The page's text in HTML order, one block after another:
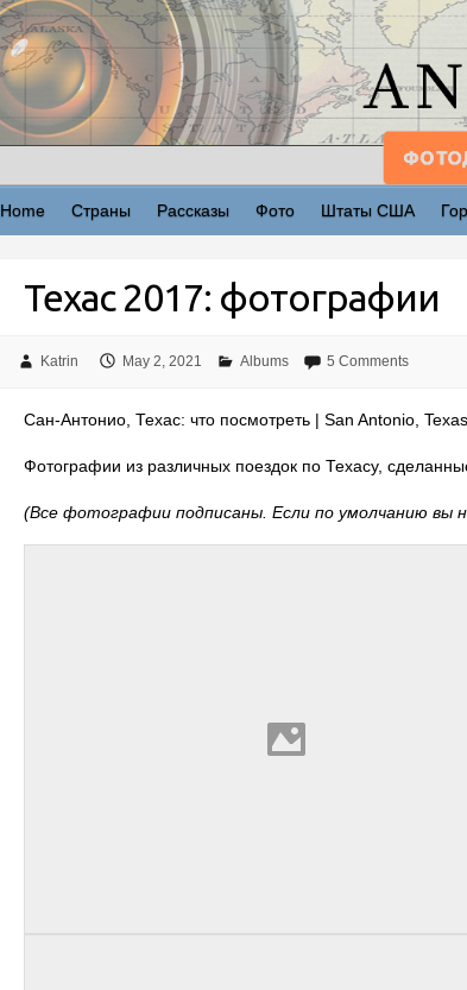
Home Страны Рассказы Фото Штаты США
Техас 2017: фотографии
Katrin May 2, 2021 Albums 5 Comments
Сан-Антонио, Техас: что посмотреть | San Antonio,
Фотографии из различных поездок по Техасу,
(Все фотографии подписаны. Если по умолчанию вы